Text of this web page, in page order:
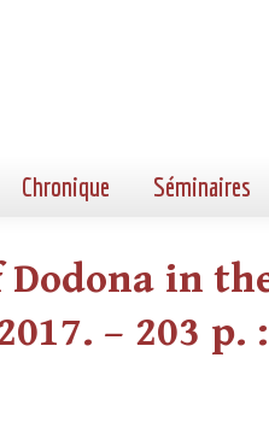
Chronique Séminaires
in
– 203